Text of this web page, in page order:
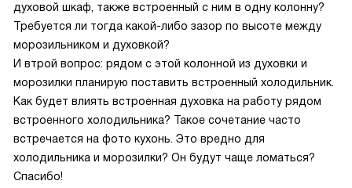
духовой шкаф, также встроенный с ним в одну колонну?
Требуется ли тогда какой-либо зазор по высоте между
морозильником и духовкой?
И втрой вопрос: рядом с этой колонной из духовки и
морозилки планирую поставить встроенный холодильник.
Как будет влиять встроенная духовка на работу рядом
встроенного холодильника? Такое сочетание часто
встречается на фото кухонь. Это вредно для
холодильника и морозилки? Он будут чаще ломаться?
Спасибо!